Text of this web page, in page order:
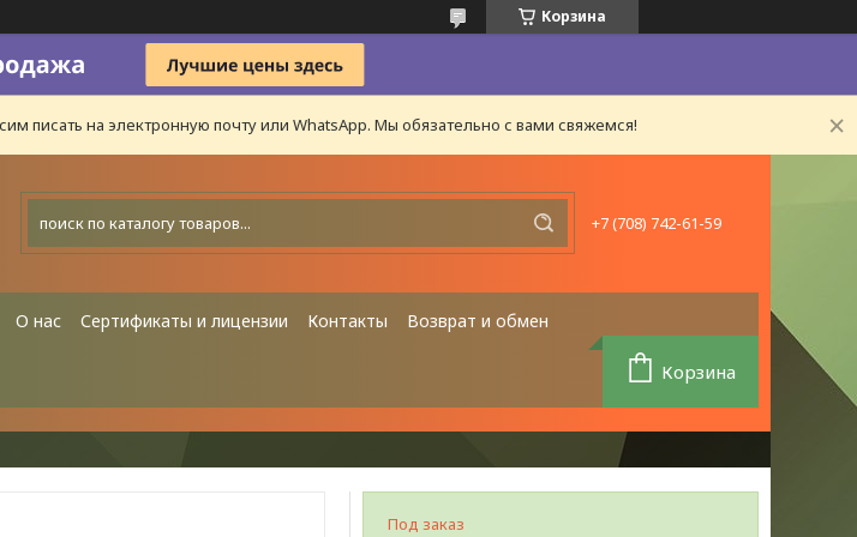
Корзина
писать на электронную почту или WhatsApp. Мы обязательно с вами свяжемся!
+7 (708) 742-61-59
О нас Сертификаты и лицензии Контакты Возврат и обмен
Корзина
Под заказ